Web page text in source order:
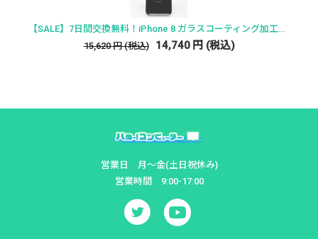
【SALE】7日間交換無料！iPhone 8 ガラスコーティング加工済み
営業日 月～金(土日祝休み)
営業時間 9:00-17:00